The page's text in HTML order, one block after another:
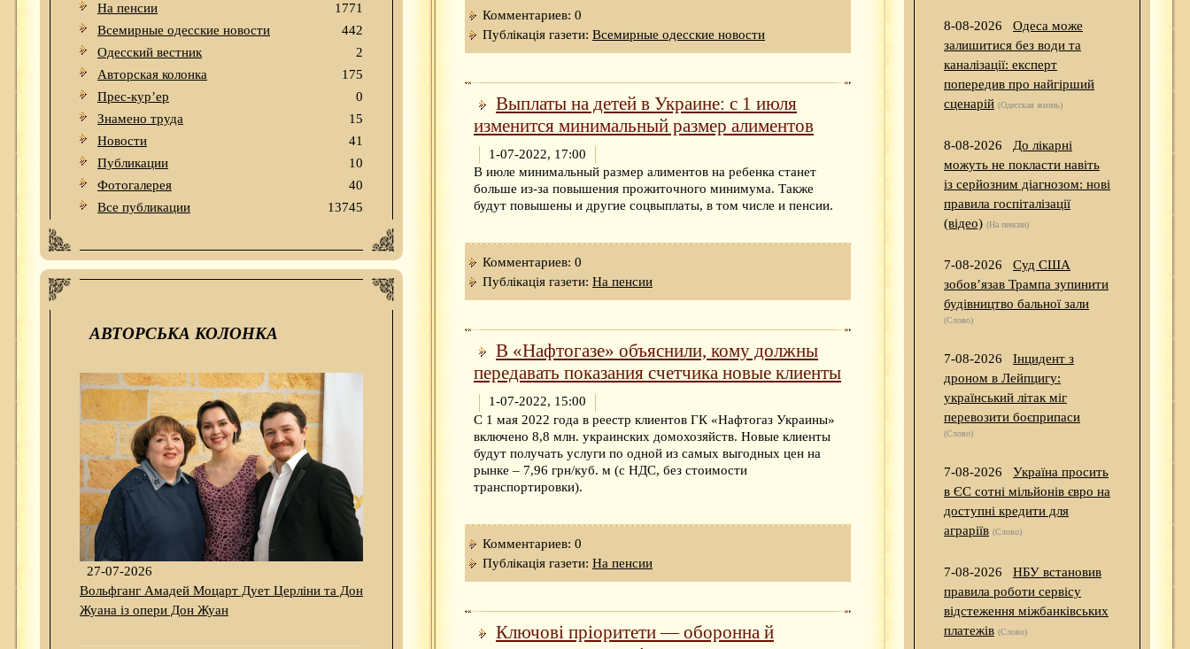
На пенсии
1771
Всемирные одесские новости
442
Одесский вестник
2
Авторская колонка
175
Прес-кур’ер
0
Знамено труда
15
Новости
41
Публикации
10
Фотогалерея
40
Все публикации
13745
АВТОРСЬКА КОЛОНКА
27-07-2026
Вольфганг Амадей Моцарт Дует Церліни та Дон
Жуана із опери Дон Жуан
Комментариев: 0
Публікація газети: Всемирные одесские новости
Выплаты на детей в Украине: с 1 июля
изменится минимальный размер алиментов
1-07-2022, 17:00
В июле минимальный размер алиментов на ребенка станет
больше из-за повышения прожиточного минимума. Также
будут повышены и другие соцвыплаты, в том числе и пенсии.
Комментариев: 0
Публікація газети: На пенсии
В «Нафтогазе» объяснили, кому должны
передавать показания счетчика новые клиенты
1-07-2022, 15:00
С 1 мая 2022 года в реестр клиентов ГК «Нафтогаз Украины»
включено 8,8 млн. украинских домохозяйств. Новые клиенты
будут получать услуги по одной из самых выгодных цен на
рынке – 7,96 грн/куб. м (с НДС, без стоимости
транспортировки).
Комментариев: 0
Публікація газети: На пенсии
Ключові пріоритети — оборонна й
8-08-2026
Одеса може
залишитися без води та
каналізації: експерт
попередив про найгірший
сценарій (Одесская жизнь)
8-08-2026
До лікарні
можуть не покласти навіть
із серйозним діагнозом: нові
правила госпіталізації
(відео) (На пенсии)
7-08-2026
Суд США
зобов’язав Трампа зупинити
будівництво бальної зали
(Слово)
7-08-2026
Інцидент з
дроном в Лейпцигу:
український літак міг
перевозити боєприпаси
(Слово)
7-08-2026
Україна просить
в ЄС сотні мільйонів євро на
доступні кредити для
аграріїв (Слово)
7-08-2026
НБУ встановив
правила роботи сервісу
відстеження міжбанківських
платежів (Слово)